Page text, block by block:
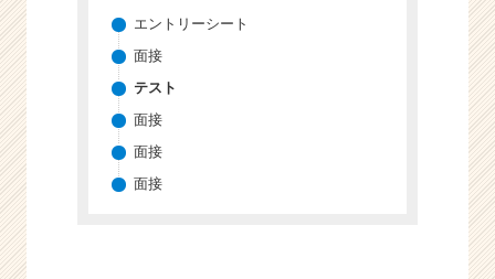
チ
エントリーシート
面接
テスト
面接
面接
面接